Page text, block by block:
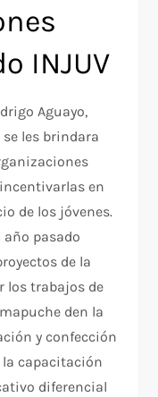
INJUV
Aguayo,
les brindara
en
de los jóvenes.
año pasado
de la
los trabajos de
den la
y confección
capacitación
diferencial